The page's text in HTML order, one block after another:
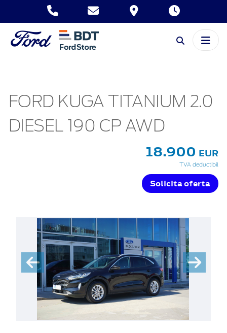
FORD KUGA TITANIUM 2.0
DIESEL 190 CP AWD
18.900 EUR
TVA deductibil
Solicita oferta